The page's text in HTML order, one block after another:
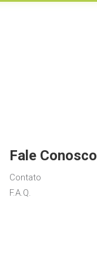
Fale Conosco
Contato
F.A.Q.